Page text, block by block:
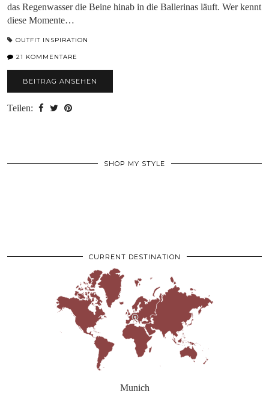
das Regenwasser die Beine hinab in die Ballerinas läuft. Wer kennt
diese Momente…
OUTFIT INSPIRATION
21 KOMMENTARE
BEITRAG ANSEHEN
Teilen:
SHOP MY STYLE
CURRENT DESTINATION
Munich